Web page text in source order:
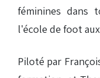
féminines dans
l'école de foot
Piloté par